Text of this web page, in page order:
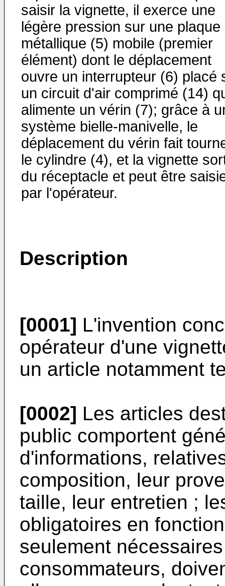
saisir la vignette, il exerce une
légère pression sur une plaque
métallique (5) mobile (premier
élément) dont le déplacement
ouvre un interrupteur (6) placé
un circuit d'air comprimé (14)
alimente un vérin (7); grâce à
système bielle-manivelle, le
déplacement du vérin fait
le cylindre (4), et la vignette
du réceptacle et peut être
par l'opérateur.
Description
[0001] L'invention
opérateur d'une
un article notamment
[0002] Les articles
public comportent
d'informations,
composition, leur
taille, leur entretien ;
obligatoires en
seulement
consommateurs,